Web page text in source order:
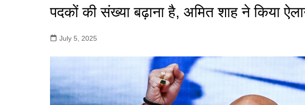
बिहार
गाज़ियाबाद
पदकों की संख्या बढ़ाना है, अमित शाह ने किया
July 5, 2025